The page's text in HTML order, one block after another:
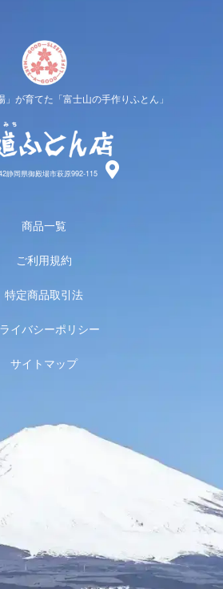
が育てた「富士山の手作りふとん」
静岡県御殿場市萩原992-115
商品一覧
ご利用規約
特定商品取引法
イバシーポリシー
サイトマップ